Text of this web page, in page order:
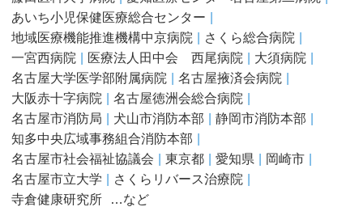
あいち小児保健医療総合センター
地域医療機能推進機構中京病院
さくら総合病院
一宮西病院
医療法人田中会 西尾病院
大須病院
名古屋大学医学部附属病院
名古屋掖済会病院
大阪赤十字病院
名古屋徳洲会総合病院
名古屋市消防局
犬山市消防本部
静岡市消防本部
知多中央広域事務組合消防本部
名古屋市社会福祉協議会
東京都 愛知県
岡崎市
名古屋市立大学
さくらリバース治療院
寺倉健康研究所
…など